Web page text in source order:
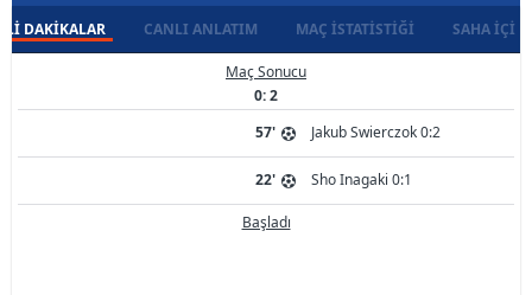
DAKIKALAR CANLI ANLATIM MAÇ İSTATISTIĞI SAHA İÇI
Maç Sonucu
0: 2
57'
Jakub Swierczok 0:2
22' Sho Inagaki 0:1
Başladı